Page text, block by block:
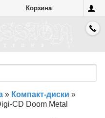
Корзина
» Компакт-диски »
CD Doom Metal